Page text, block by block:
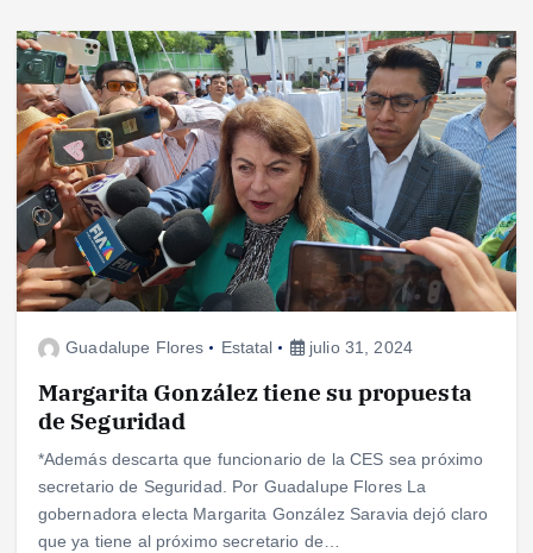
Guadalupe Flores Estatal julio 31, 2024
Margarita González tiene su propuesta
de Seguridad
*Además descarta que funcionario de la CES sea próximo
secretario de Seguridad. Por Guadalupe Flores La
gobernadora electa Margarita González Saravia dejó claro
que ya tiene al próximo secretario de…